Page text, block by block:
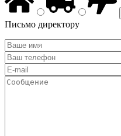
Письмо директору